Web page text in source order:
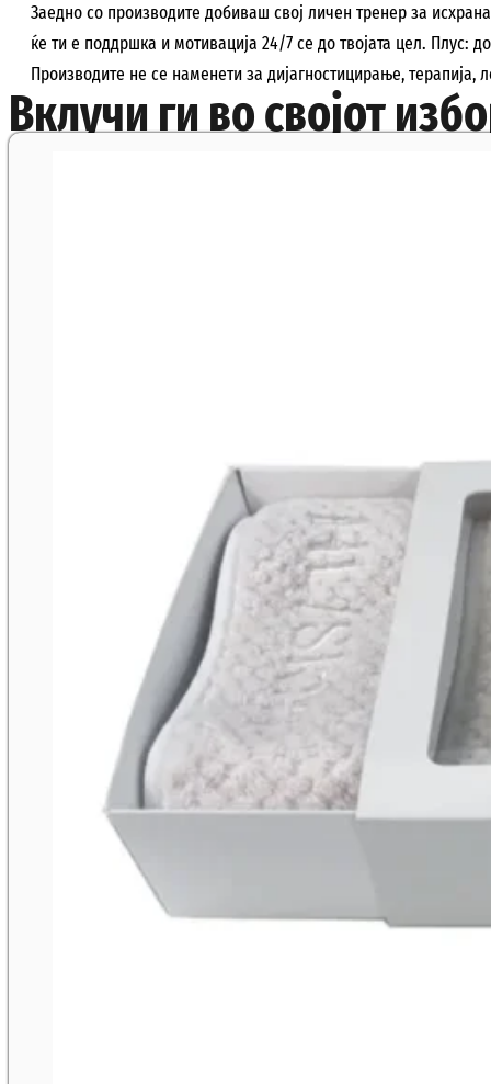
Заедно со производите добиваш свој личен тренер за
ќе ти е поддршка и мотивација 24/7 се до твојата цел. Плус:
Производите не се наменети за дијагностицирање,
Вклучи ги во својот